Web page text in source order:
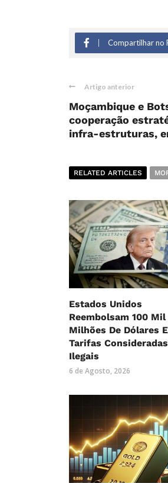
Compartilhar no
Artigo anterior
Moçambique e
cooperação
infra-estruturas,
RELATED ARTICLES
Estados Unidos
Reembolsam 100 Mil
Milhões De Dólares
Tarifas Consideradas
Ilegais
6 de Agosto, 2026